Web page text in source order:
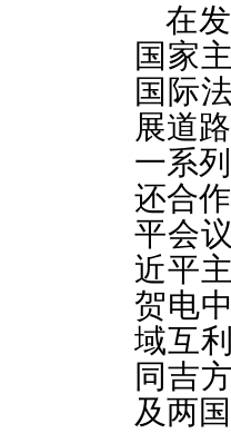
在
国家
国际
展道
一系
还合
平会
近平
贺电
域互
同吉
及两